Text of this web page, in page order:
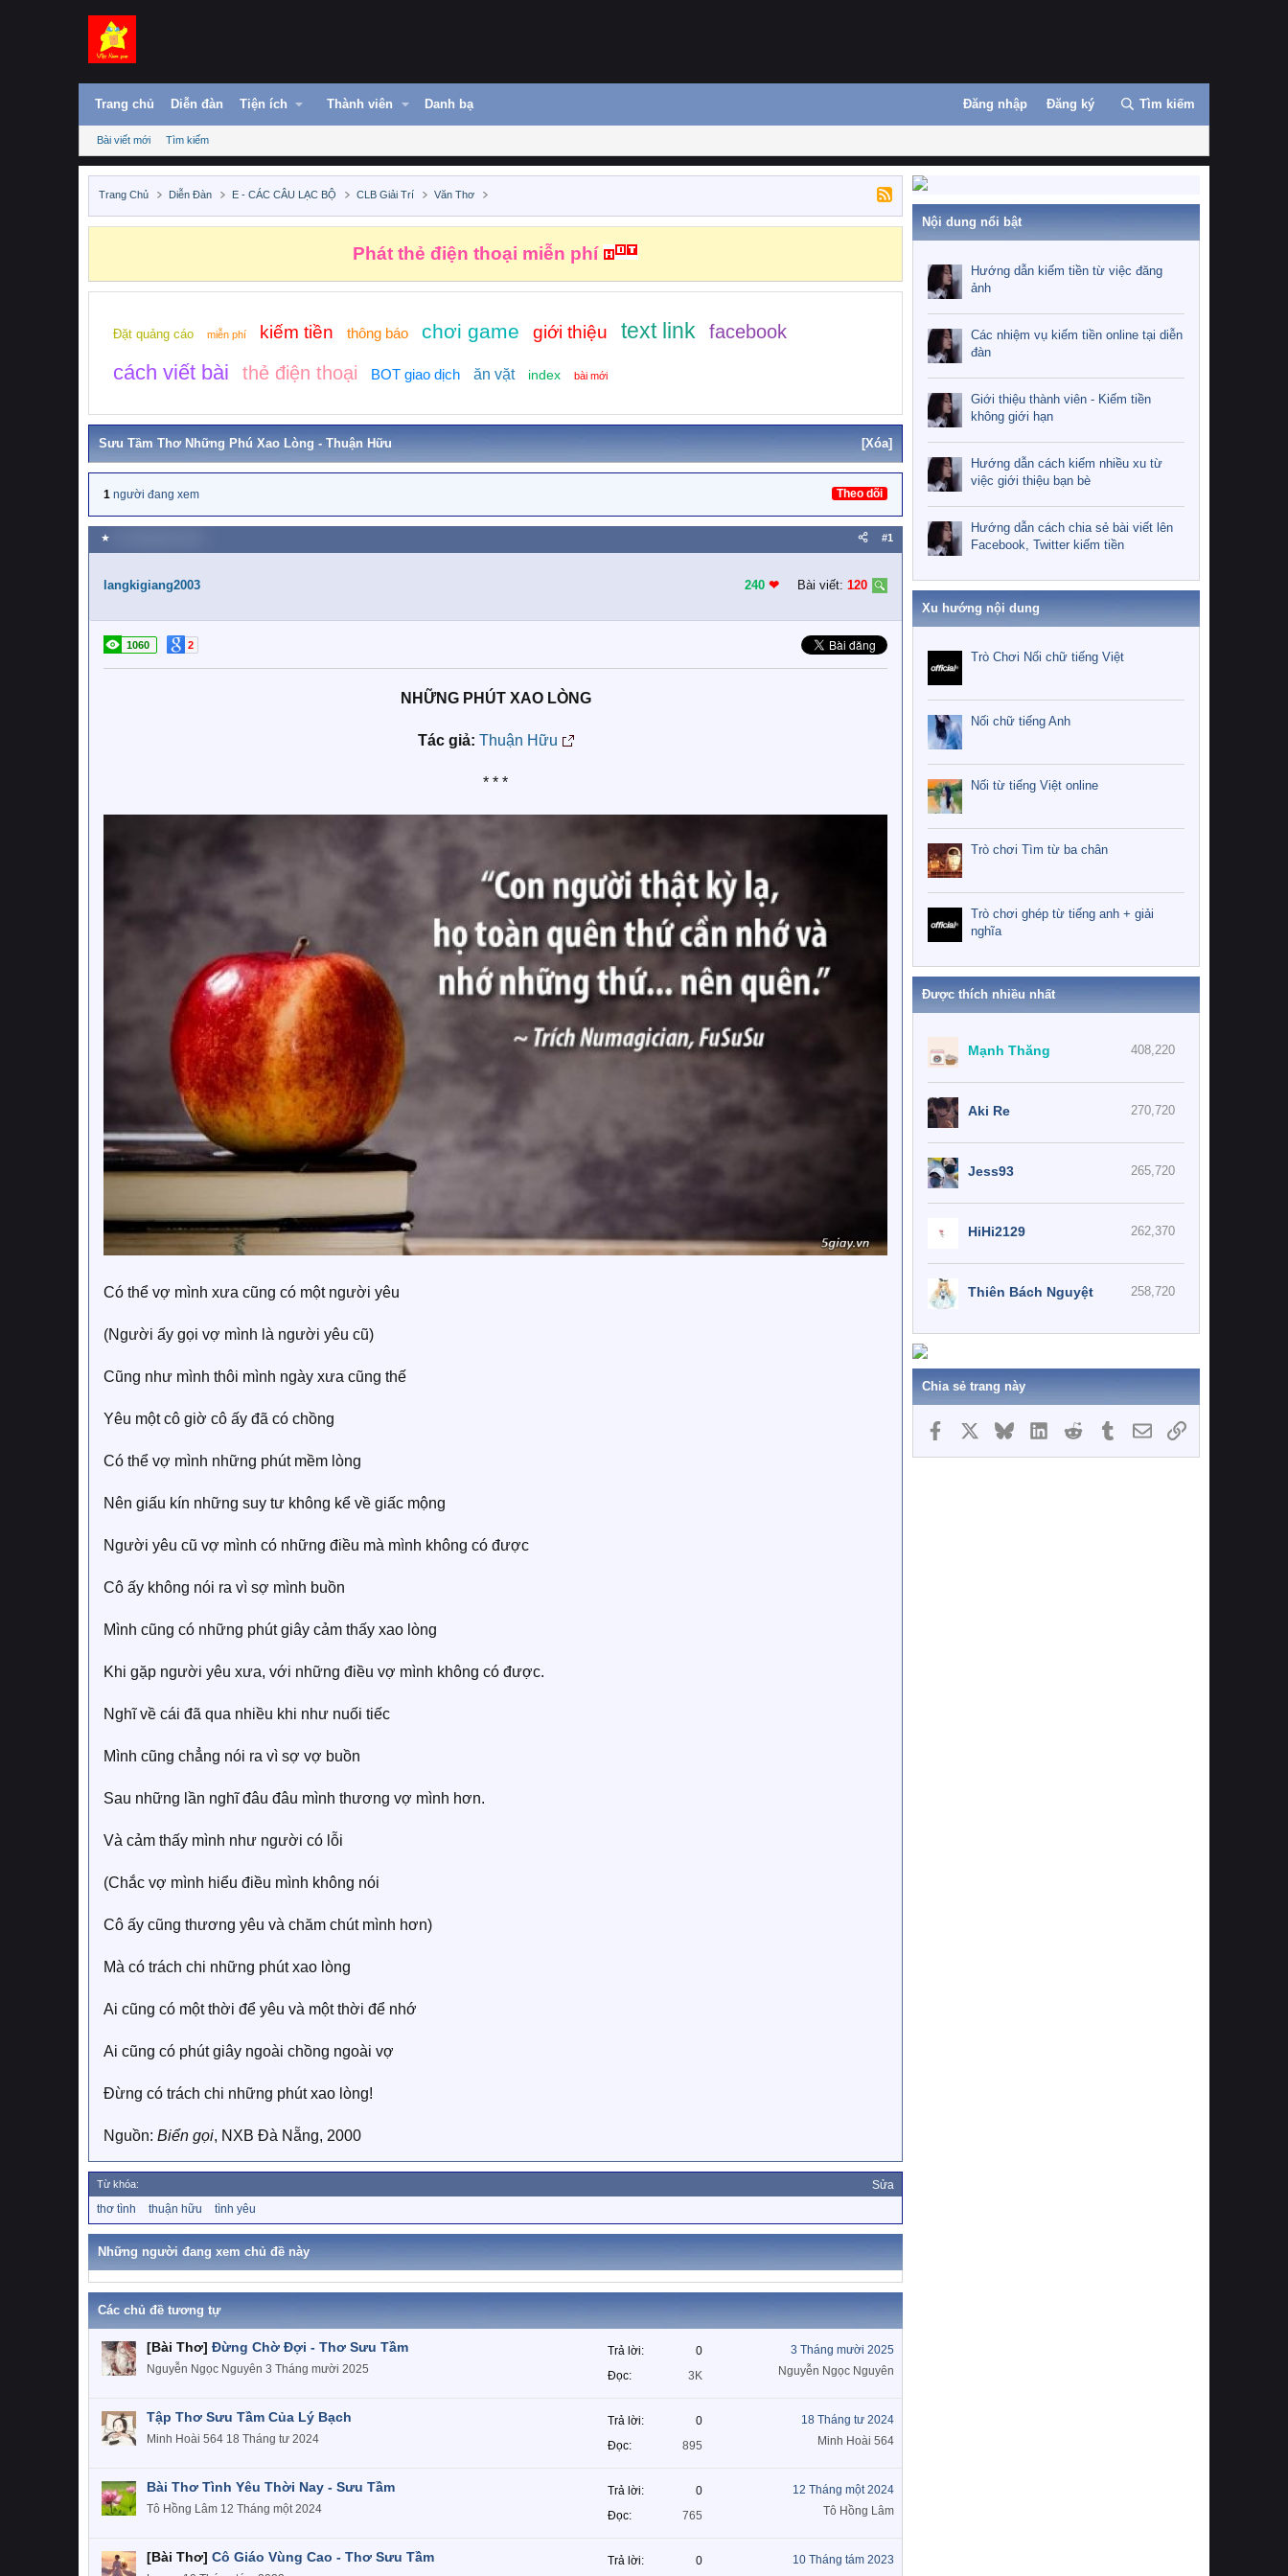
Trang chủ Diễn đàn Tiện ích Thành viên Danh bạ Đăng nhập Đăng ký Tìm kiếm
Bài viết mới Tìm kiếm
Trang Chủ Diễn Đàn E - CÁC CÂU LẠC BỘ CLB Giải Trí Văn Thơ
Phát thẻ điện thoại miễn phí
Đặt quảng cáo miễn phí kiếm tiền thông báo chơi game giới thiệu text link facebook
cách viết bài thẻ điện thoại BOT giao dịch ăn vặt index bài mới
Sưu Tầm Thơ Những Phú Xao Lòng - Thuận Hữu [Xóa]
1 người đang xem Theo dõi
★ #1
langkigiang2003 240 ❤︎ Bài viết: 120
1060 2
NHỮNG PHÚT XAO LÒNG
Tác giả: Thuận Hữu
* * *
Có thể vợ mình xưa cũng có một người yêu
(Người ấy gọi vợ mình là người yêu cũ)
Cũng như mình thôi mình ngày xưa cũng thế
Yêu một cô giờ cô ấy đã có chồng
Có thể vợ mình những phút mềm lòng
Nên giấu kín những suy tư không kể về giấc mộng
Người yêu cũ vợ mình có những điều mà mình không có được
Cô ấy không nói ra vì sợ mình buồn
Mình cũng có những phút giây cảm thấy xao lòng
Khi gặp người yêu xưa, với những điều vợ mình không có được.
Nghĩ về cái đã qua nhiều khi như nuối tiếc
Mình cũng chẳng nói ra vì sợ vợ buồn
Sau những lần nghĩ đâu đâu mình thương vợ mình hơn.
Và cảm thấy mình như người có lỗi
(Chắc vợ mình hiểu điều mình không nói
Cô ấy cũng thương yêu và chăm chút mình hơn)
Mà có trách chi những phút xao lòng
Ai cũng có một thời để yêu và một thời để nhớ
Ai cũng có phút giây ngoài chồng ngoài vợ
Ðừng có trách chi những phút xao lòng!
Nguồn: Biển gọi, NXB Đà Nẵng, 2000
Từ khóa: Sửa
ừ
k
thơ tình thuận hữu tình yêu
Những người đang xem chủ đề này
Các chủ đề tương tự
[Bài Thơ] Đừng Chờ Đợi - Thơ Sưu Tầm
Nguyễn Ngọc Nguyên 3 Tháng mười 2025
Trả lời
0
Đọc
3K
3 Tháng mười 2025
Nguyễn Ngọc Nguyên
Tập Thơ Sưu Tầm Của Lý Bạch
Minh Hoài 564 18 Tháng tư 2024
Trả lời
0
Đọc
895
18 Tháng tư 2024
Minh Hoài 564
Bài Thơ Tình Yêu Thời Nay - Sưu Tầm
Tô Hồng Lâm 12 Tháng một 2024
Trả lời
0
Đọc
765
12 Tháng một 2024
Tô Hồng Lâm
[Bài Thơ] Cô Giáo Vùng Cao - Thơ Sưu Tầm Trả lời 0
10 Tháng tám 2023
Nội dung nổi bật
Hướng dẫn kiếm tiền từ việc đăng
ảnh
Các nhiệm vụ kiếm tiền online tại diễn
đàn
Giới thiệu thành viên - Kiếm tiền
không giới hạn
Hướng dẫn cách kiếm nhiều xu từ
việc giới thiệu bạn bè
Hướng dẫn cách chia sẻ bài viết lên
Facebook, Twitter kiếm tiền
Xu hướng nội dung
Trò Chơi Nối chữ tiếng Việt
Nối chữ tiếng Anh
Nối từ tiếng Việt online
Trò chơi Tìm từ ba chân
Trò chơi ghép từ tiếng anh + giải
nghĩa
Được thích nhiều nhất
408,220
Mạnh Thăng
270,720
Aki Re
265,720
Jess93
262,370
HiHi2129
258,720
Thiên Bách Nguyệt
Chia sẻ trang này
Facebook BlueskyLinkedInReddit TumblrEmailLink